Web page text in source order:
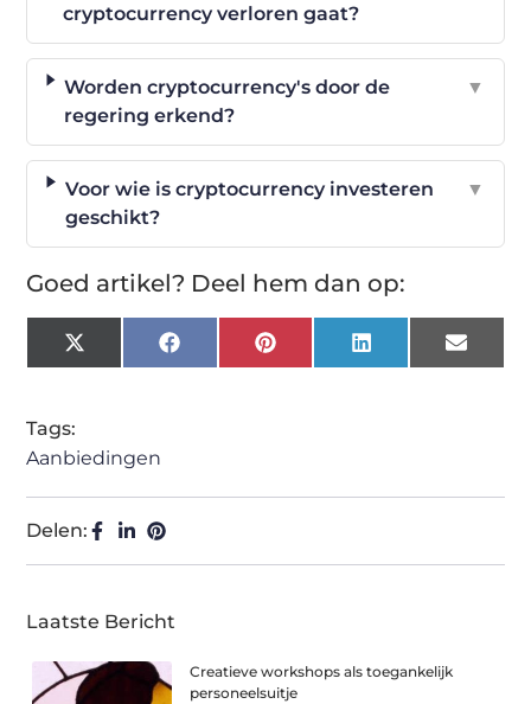
cryptocurrency verloren gaat?
Worden cryptocurrency's door de
regering erkend?
▼
Voor wie is cryptocurrency investeren
geschikt?
▼
Goed artikel? Deel hem dan op:
X
(Twitter)
FacebookPinterest LinkedIn Email
Tags:
Aanbiedingen
Delen:
Laatste Bericht
Creatieve workshops als toegankelijk
personeelsuitje